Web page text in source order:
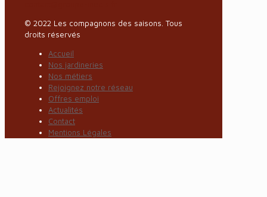
© 2022 Les compagnons des saisons. Tous
droits réservés
Accueil
Nos jardineries
Nos métiers
Rejoignez notre réseau
Offres emploi
Actualités
Contact
Mentions Légales